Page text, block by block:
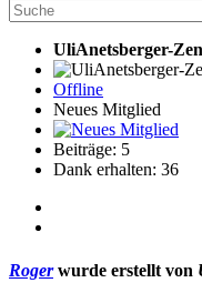
UliAnetsberger-
Offline
Neues Mitglied
Beiträge: 5
Dank erhalten: 36
Rogerwurde erstellt von